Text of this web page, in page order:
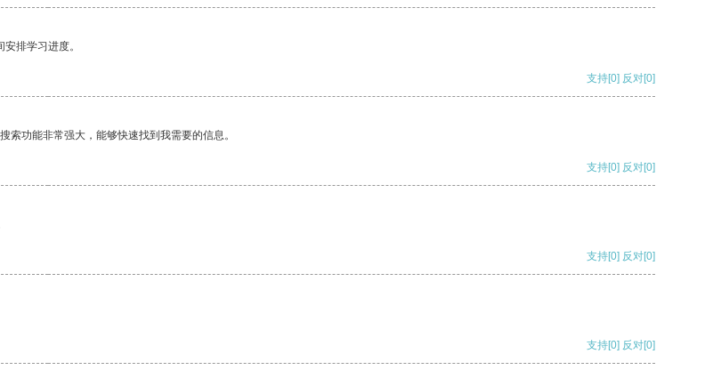
排学习进度。
支持[0] 反对[0]
功能非常强大，能够快速找到我需要的信息。
支持[0] 反对[0]
支持[0] 反对[0]
支持[0] 反对[0]